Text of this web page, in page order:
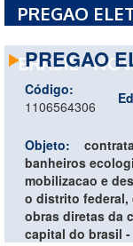
PREGAO
BRASIL -
PREGAO
Código:
1106564306
Objeto:
banheiros
mobilizacao e
o distrito federal,
obras diretas da
capital do brasil -